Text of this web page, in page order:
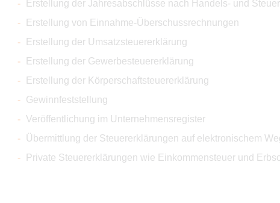
Erstellung der Jahresabschlüsse nach Handels- und
Erstellung von Einnahme-Überschussrechnungen
Erstellung der Umsatzsteuererklärung
Erstellung der Gewerbesteuererklärung
Erstellung der Körperschaftsteuererklärung
Gewinnfeststellung
Veröffentlichung im Unternehmensregister
Übermittlung der Steuererklärungen auf elektronischem
Private Steuererklärungen wie Einkommensteuer und